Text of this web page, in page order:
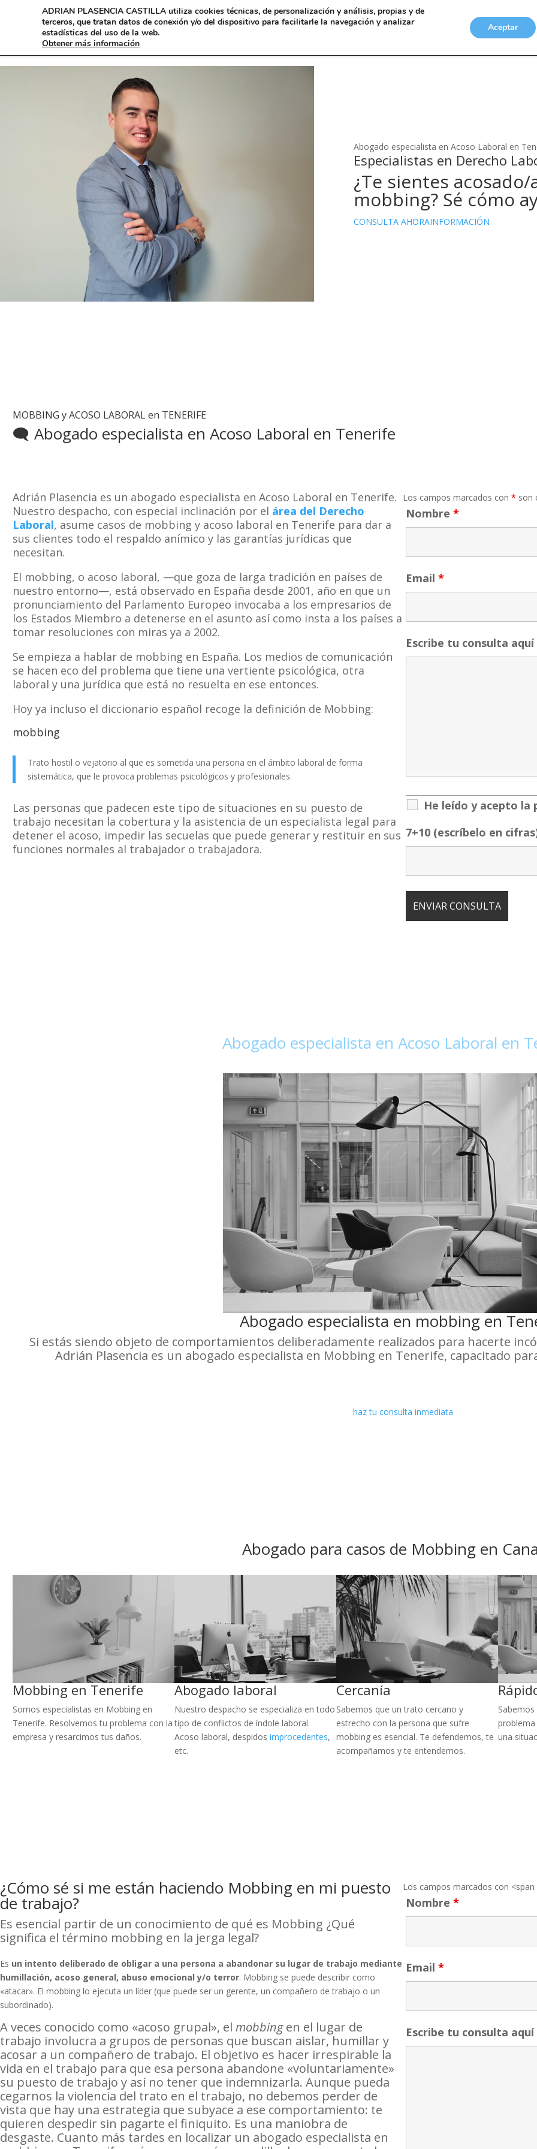
INICIO SERVICIOS FAMILIA
Abogado especialista en Acoso Laboral en
Especialistas en Derecho
¿Te sientes
mobbing? Sé cómo
CONSULTA AHORAINFORMACIÓN
MOBBING y ACOSO LABORAL en TENERIFE
🗨 Abogado especialista en Acoso Laboral en Tenerife
Adrián Plasencia es un abogado especialista en Acoso Laboral en Tenerife.
Nuestro despacho, con especial inclinación por el área del Derecho
Laboral, asume casos de mobbing y acoso laboral en Tenerife para dar a
sus clientes todo el respaldo anímico y las garantías jurídicas que
necesitan.
El mobbing, o acoso laboral, —que goza de larga tradición en países de
nuestro entorno—, está observado en España desde 2001, año en que un
pronunciamiento del Parlamento Europeo invocaba a los empresarios de
los Estados Miembro a detenerse en el asunto así como insta a los países a
tomar resoluciones con miras ya a 2002.
Se empieza a hablar de mobbing en España. Los medios de comunicación
se hacen eco del problema que tiene una vertiente psicológica, otra
laboral y una jurídica que está no resuelta en ese entonces.
Hoy ya incluso el diccionario español recoge la definición de Mobbing:
mobbing
Trato hostil o vejatorio al que es sometida una persona en el ámbito laboral de forma
sistemática, que le provoca problemas psicológicos y profesionales.
Las personas que padecen este tipo de situaciones en su puesto de
trabajo necesitan la cobertura y la asistencia de un especialista legal para
detener el acoso, impedir las secuelas que puede generar y restituir en sus
funciones normales al trabajador o trabajadora.
Los campos marcados con * son
Nombre *
Email *
Escribe tu consulta aquí
He leído y acepto la
7+10 (escríbelo en
Abogado especialista en Acoso Laboral en
Abogado especialista en mobbing en
Si estás siendo objeto de comportamientos deliberadamente realizados para hacerte
Adrián Plasencia es un abogado especialista en Mobbing en Tenerife, capacitado
haz tu consulta inmediata
Abogado para casos de Mobbing en
Mobbing en Tenerife
Somos especialistas en Mobbing en
Tenerife. Resolvemos tu problema con la
empresa y resarcimos tus daños.
Abogado laboral
Nuestro despacho se especializa en todo
tipo de conflictos de índole laboral.
Acoso laboral, despidos improcedentes,
etc.
Cercanía
Sabemos que un trato cercano y
estrecho con la persona que sufre
mobbing es esencial. Te defendemos, te
acompañamos y te entendemos.
problema
una
¿Cómo sé si me están haciendo Mobbing en mi puesto
de trabajo?
Es esencial partir de un conocimiento de qué es Mobbing ¿Qué
significa el término mobbing en la jerga legal?
Es un intento deliberado de obligar a una persona a abandonar su lugar de trabajo mediante
humillación, acoso general, abuso emocional y/o terror. Mobbing se puede describir como
«atacar». El mobbing lo ejecuta un líder (que puede ser un gerente, un compañero de trabajo o un
subordinado).
A veces conocido como «acoso grupal», el mobbingen el lugar de
trabajo involucra a grupos de personas que buscan aislar, humillar y
acosar a un compañero de trabajo. El objetivo es hacer irrespirable la
vida en el trabajo para que esa persona abandone «voluntariamente»
su puesto de trabajo y así no tener que indemnizarla. Aunque pueda
cegarnos la violencia del trato en el trabajo, no debemos perder de
vista que hay una estrategia que subyace a ese comportamiento: te
quieren despedir sin pagarte el finiquito. Es una maniobra de
desgaste. Cuanto más tardes en localizar un abogado especialista en
Los campos marcados con
Nombre *
Email *
Escribe tu consulta aquí
ADRIAN PLASENCIA CASTILLA utiliza cookies técnicas, de personalización y análisis, propias y de
terceros, que tratan datos de conexión y/o del dispositivo para facilitarle la navegación y analizar
estadísticas del uso de la web.
Obtener más información
Aceptar